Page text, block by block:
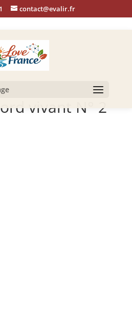
contact@evalir.fr
vivant N° 2